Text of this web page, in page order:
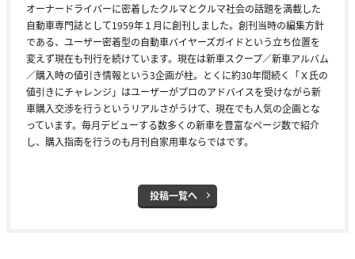
オーナードライバーに密着したクルマとクルマ社会の話題を満載した
自動車専門誌として1959年１月に創刊しました。創刊当時の編集方針
である、ユーザー密着型の自動車バイヤーズガイドという立ち位置を
変えず現在も刊行を続けています。現在は新車スクープ／新車アルバム
／購入時の値引き情報という3企画が柱。とくに約30年間続く「Ｘ氏の
値引きにチャレンジ」はユーザーがプロのアドバイスを受けながら新
車購入交渉を行うというリアルさがうけて、現在でも人気の企画とな
っています。毎月デビューする数多くの新車を豊富なページ数で紹介
し、購入指南を行うのも月刊自家用車ならではです。
投稿一覧へ